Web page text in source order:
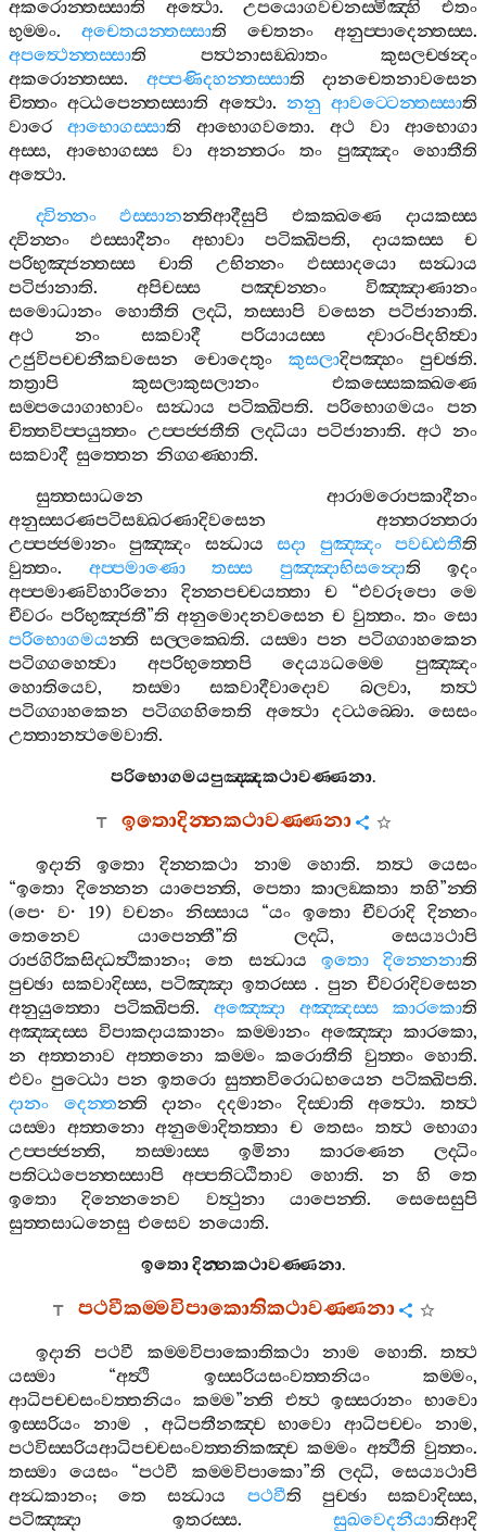
අකරොන‍්තස‍්සාති
අත්‍ථො.උපයොගවචනස‍්මිඤ‍්හි
එතං
භුම‍්මං. අචෙතයන‍්තස‍්සාති චෙතනං අනුප‍්පාදෙන‍්තස‍්ස.
අපත්‍ථෙන‍්තස‍්සාති පත්‍ථනාසඞ‍්ඛාතං
කුසලච‍්ඡන්‍දං
අකරොන‍්තස‍්ස. අප‍්පණිදහන‍්තස‍්සාති
දානචෙතනාවසෙන
චිත‍්තං අට‍්ඨපෙන‍්තස‍්සාති අත්‍ථො. නනු ආවට‍්ටෙන‍්තස‍්සාති
වාරෙ
ආභොගස‍්සාති ආභොගවතො. අථ වා
ආභොගා
අස‍්ස, ආභොගස‍්ස වා අනන‍්තරං තං පුඤ‍්ඤං
හොතීති
අත්‍ථො.
ද‍්වින‍්නං
ඵස‍්සානන‍්තිආදීසුපි එකක‍්ඛණෙ
දායකස‍්ස
ද‍්වින‍්නං
ඵස‍්සාදීනං අභාවා පටික‍්ඛිපති, දායකස‍්ස
ච
පරිභුඤ‍්ජන‍්තස‍්ස
චාති උභින‍්නං ඵස‍්සාදයො
සන්‍ධාය
පටිජානාති.අපිචස‍්ස පඤ‍්චන‍්නං
විඤ‍්ඤාණානං
සමොධානං
හොතීති ලද‍්ධි,තස‍්සාපි වසෙන පටිජානාති.
අථ
නං සකවාදී පරියායස‍්ස
ද‍්වාරංපිදහිත්‍වා
උජුවිපච‍්චනීකවසෙන
චොදෙතුං කුසලාදිපඤ‍්හං පුච‍්ඡති.
තත්‍රාපි
කුසලාකුසලානං
එකස‍්සෙකක‍්ඛණෙ
සම‍්පයොගාභාවං
සන්‍ධාය පටික‍්ඛිපති. පරිභොගමයං
පන
චිත‍්තවිප‍්පයුත‍්තං උප‍්පජ‍්ජතීති ලද‍්ධියා පටිජානාති.අථ නං
සකවාදී සුත‍්තෙන නිග‍්ගණ‍්හාති.
සුත‍්තසාධනෙ
ආරාමරොපකාදීනං
අනුස‍්සරණපටිසඞ‍්ඛරණාදිවසෙන
අන‍්තරන‍්තරා
උප‍්පජ‍්ජමානං
පුඤ‍්ඤං සන්‍ධාය සදා පුඤ‍්ඤං පවඩ‍්ඪතීති
වුත‍්තං. අප‍්පමාණො තස‍්ස පුඤ‍්ඤාභිසන්‍දොති
ඉදං
අප‍්පමාණවිහාරිනො
දින‍්නපච‍්චයත‍්තා ච “එවරූපො
මෙ
චීවරං පරිභුඤ‍්ජතී”ති අනුමොදනවසෙන ච වුත‍්තං. තං සො
පරිභොගමයන‍්ති සල‍්ලක‍්ඛෙති. යස‍්මා පන පටිග‍්ගාහකෙන
පටිග‍්ගහෙත්‍වා
අපරිභුත‍්තෙපි දෙය්‍යධම‍්මෙ
පුඤ‍්ඤං
හොතියෙව, තස‍්මා සකවාදීවාදොව බලවා, තත්‍ථ
පටිග‍්ගාහකෙන
පටිග‍්ගහිතෙති අත්‍ථො දට‍්ඨබ‍්බො. සෙසං
උත‍්තානත්‍ථමෙවාති.
පරිභොගමයපුඤ‍්ඤකථාවණ‍්ණනා.
ඉතොදින‍්නකථාවණ‍්ණනා
ඉදානි ඉතො දින‍්නකථා නාම හොති. තත්‍ථ
යෙසං
“ඉතො දින‍්නෙන යාපෙන‍්ති, පෙතා කාලඞ‍්කතා තහි”න‍්ති
(පෙ· ව· 19) වචනං නිස‍්සාය “යං ඉතො චීවරාදි දින‍්නං
තෙනෙව
යාපෙන‍්තී”ති ලද‍්ධි,සෙය්‍යථාපි
රාජගිරිකසිද‍්ධත්‍ථිකානං;තෙ සන්‍ධාය ඉතො දින‍්නෙනාති
පුච‍්ඡා සකවාදිස‍්ස, පටිඤ‍්ඤා ඉතරස‍්ස.පුන චීවරාදිවසෙන
අනුයුත‍්තො
පටික‍්ඛිපති. අඤ‍්ඤො අඤ‍්ඤස‍්ස කාරකොති
අඤ‍්ඤස‍්ස විපාකදායකානං කම‍්මානං අඤ‍්ඤො කාරකො,
න
අත‍්තනාව අත‍්තනො කම‍්මං කරොතීති වුත‍්තං හොති.
එවං පුට‍්ඨො පන ඉතරො සුත‍්තවිරොධභයෙන පටික‍්ඛිපති.
දානං
දෙන‍්තන‍්ති දානං දදමානං දිස‍්වාති අත්‍ථො.තත්‍ථ
යස‍්මා අත‍්තනො අනුමොදිතත‍්තා ච තෙසං තත්‍ථ භොගා
උප‍්පජ‍්ජන‍්ති, තස‍්මාස‍්ස ඉමිනා කාරණෙන
ලද‍්ධිං
පතිට‍්ඨපෙන‍්තස‍්සාපි
අප‍්පතිට‍්ඨිතාව හොති. න හි
තෙ
ඉතො
දින‍්නෙනෙව වත්‍ථුනා යාපෙන‍්ති. සෙසෙසුපි
සුත‍්තසාධනෙසු එසෙව නයොති.
ඉතොදින‍්නකථාවණ‍්ණනා.
පථවීකම‍්මවිපාකොතිකථාවණ‍්ණනා
ඉදානි පථවී කම‍්මවිපාකොතිකථා නාම හොති.තත්‍ථ
යස‍්මා “අත්‍ථි ඉස‍්සරියසංවත‍්තනියං කම‍්මං,
ආධිපච‍්චසංවත‍්තනියං කම‍්ම”න‍්ති එත්‍ථ ඉස‍්සරානං භාවො
ඉස‍්සරියං
නාම , අධිපතීනඤ‍්ච භාවො ආධිපච‍්චං නාම,
පථවිස‍්සරියආධිපච‍්චසංවත‍්තනිකඤ‍්ච කම‍්මං අත්‍ථීති වුත‍්තං.
තස‍්මා
යෙසං “පථවී කම‍්මවිපාකො”ති ලද‍්ධි,සෙය්‍යථාපි
අන්‍ධකානං;තෙ සන්‍ධාය පථවීති පුච‍්ඡා සකවාදිස‍්ස,
පටිඤ‍්ඤා
ඉතරස‍්ස. සුඛවෙදනීයාතිආදි